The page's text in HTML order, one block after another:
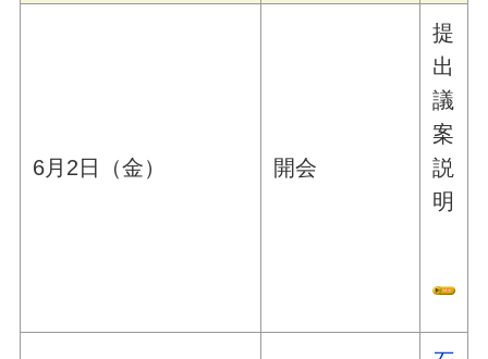
6月2日（金） 開会
提
出
議
案
説
明